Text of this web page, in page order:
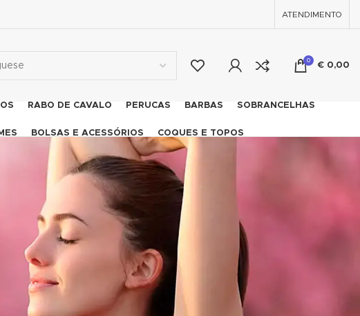
ATENDIMENTO
0
€ 0,00
RABO DE CAVALO PERUCAS BARBAS SOBRANCELHAS
BOLSAS E ACESSÓRIOS COQUES E TOPOS